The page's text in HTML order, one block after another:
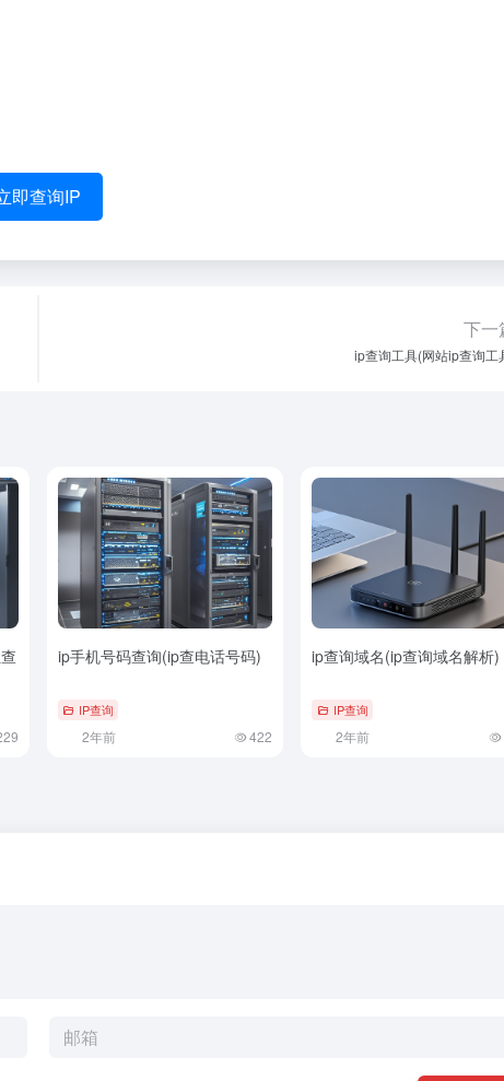
即查询IP
下一
ip查询工具(网站ip查询工
ip手机号码查询(ip查电话号码)
IP查询
2年前 422
ip查询域名(ip查询域名解析)
IP查询
2年前